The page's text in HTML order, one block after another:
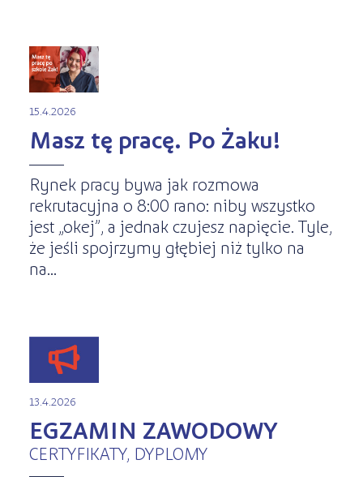
15.4.2026
Masz tę pracę. Po Żaku!
Rynek pracy bywa jak rozmowa
rekrutacyjna o 8:00 rano: niby wszystko
jest „okej”, a jednak czujesz napięcie. Tyle,
że jeśli spojrzymy głębiej niż tylko na
na...
13.4.2026
EGZAMIN ZAWODOWY
CERTYFIKATY, DYPLOMY